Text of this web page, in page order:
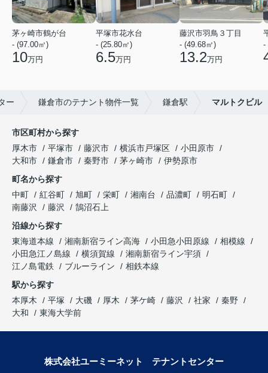
茅ヶ崎市鶴が台
- (97.00㎡)
10万円
平塚市花水台
- (25.80㎡)
6.5万円
藤沢市羽鳥３丁目
- (49.68㎡)
13.2万円
-
ー 鎌倉市のテナント物件一覧 鎌倉駅 マルトクビル
市区町村から探す
厚木市
平塚市 藤沢市 横浜市戸塚区
小田原市
大和市
鎌倉市 秦野市 茅ヶ崎市
伊勢原市
町名から探す
中町
紅谷町 旭町 栄町 湘南台 品濃町
明石町
南藤沢
藤沢
鵠沼石上
沿線から探す
東海道本線
湘南新宿ライン高海 小田急小田原線
相模線
小田急江ノ島線
横須賀線
湘南新宿ライン宇須
江ノ島電鉄
ブルーライン
相鉄本線
駅から探す
本厚木
平塚 大磯 厚木 茅ケ崎 藤沢 社家
秦野
大和
東海大学前
株式会社ユーミーネット テナントセンター